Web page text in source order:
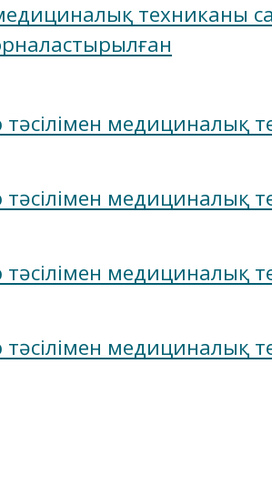
техниканы
медициналық
медициналық
медициналық
медициналық